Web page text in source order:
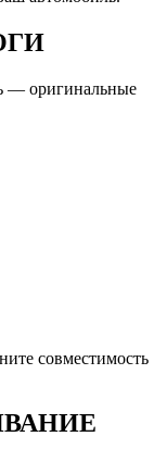
— оригинальные
совместимость